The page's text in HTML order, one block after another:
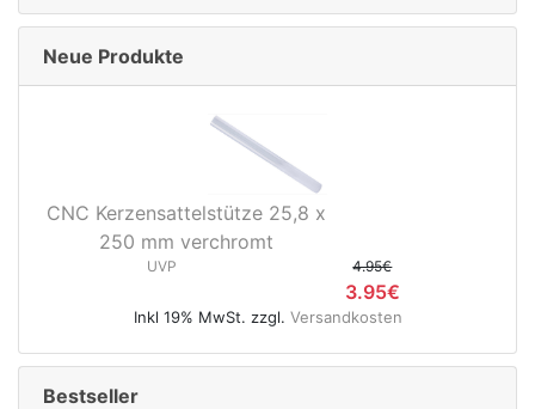
Neue Produkte
CNC Kerzensattelstütze 25,8 x
250 mm verchromt
UVP 4.95€
3.95€
Inkl 19% MwSt. zzgl. Versandkosten
Bestseller